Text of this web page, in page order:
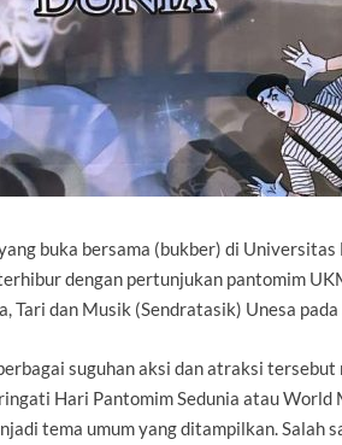
buka bersama (bukber) di Universitas
dengan pertunjukan pantomim
Tari dan Musik (Sendratasik) Unesa
suguhan aksi dan atraksi
Hari Pantomim Sedunia atau
tema umum yang ditampilkan. Salah